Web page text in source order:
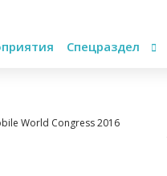
Спецраздел
World Congress 2016